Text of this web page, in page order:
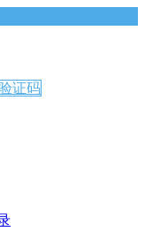
证码